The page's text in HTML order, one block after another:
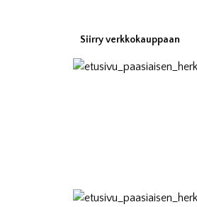
Siirry verkkokauppaan